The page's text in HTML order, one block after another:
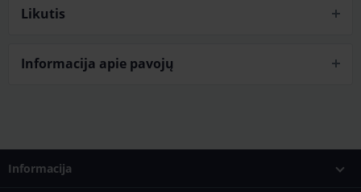
Likutis
Informacija apie pavojų
Informacija